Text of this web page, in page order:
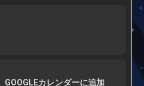
GOOGLEカレンダーに追加